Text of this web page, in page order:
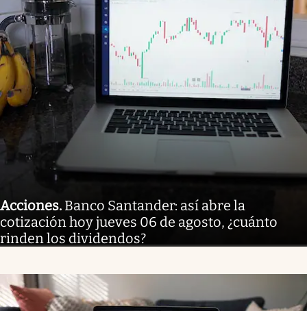
Acciones. Banco Santander: así abre la
cotización hoy jueves 06 de agosto, ¿cuánto
rinden los dividendos?